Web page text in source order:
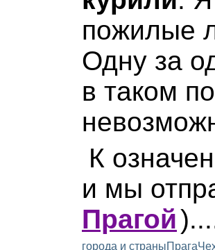
пожилые
Одну за
в таком
К
и мы
Прагой)
города и страныПрага